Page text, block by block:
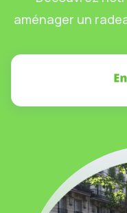
aménager un